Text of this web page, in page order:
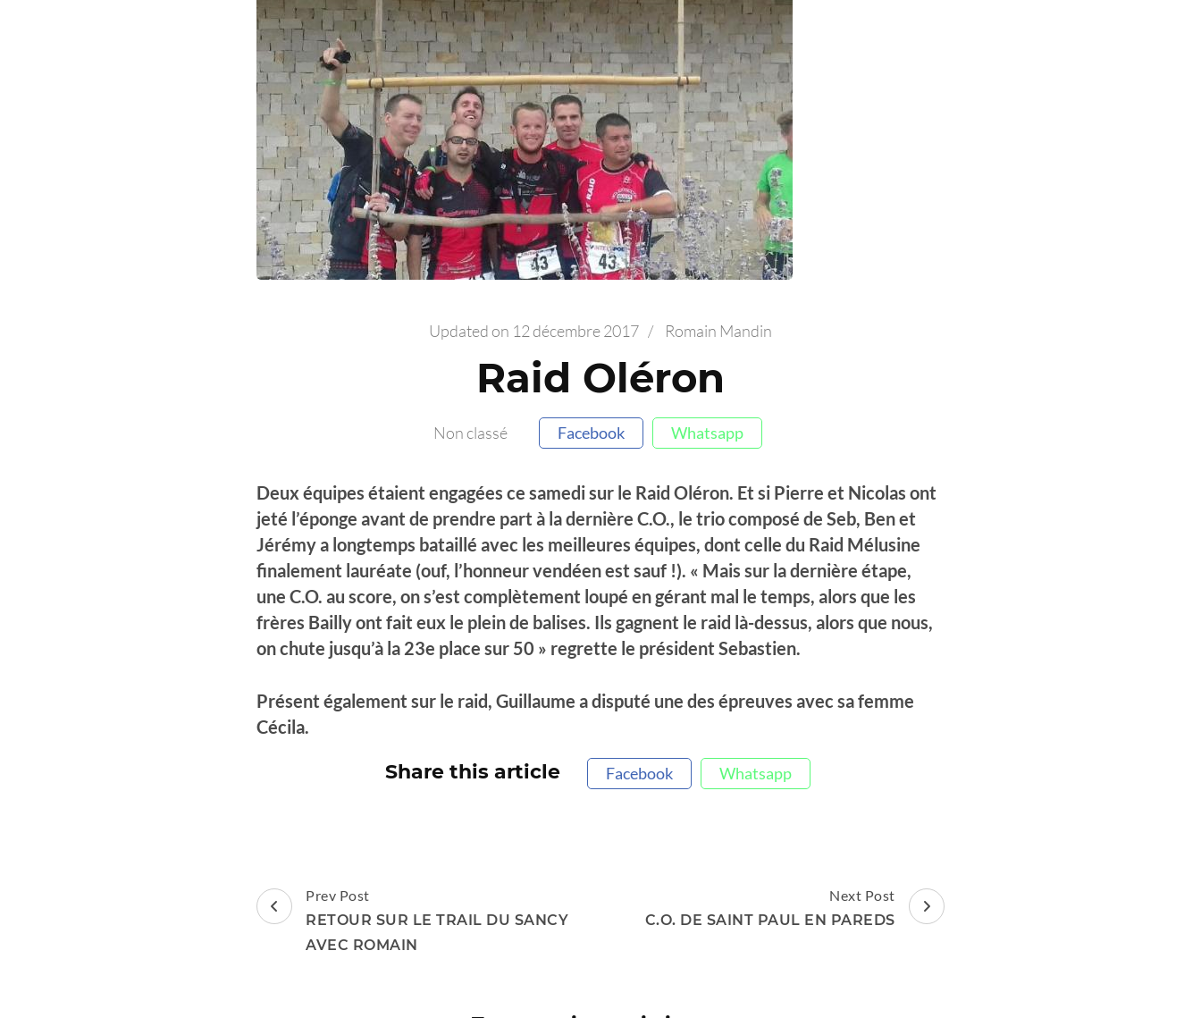
Updated on 12 décembre 2017 / Romain Mandin
Raid Oléron
Non classé Facebook Whatsapp
Deux équipes étaient engagées ce samedi sur le Raid Oléron. Et si Pierre et Nicolas ont
jeté l’éponge avant de prendre part à la dernière C.O., le trio composé de Seb, Ben et
Jérémy a longtemps bataillé avec les meilleures équipes, dont celle du Raid Mélusine
finalement lauréate (ouf, l’honneur vendéen est sauf !). « Mais sur la dernière étape,
une C.O. au score, on s’est complètement loupé en gérant mal le temps, alors que les
frères Bailly ont fait eux le plein de balises. Ils gagnent le raid là-dessus, alors que nous,
on chute jusqu’à la 23e place sur 50 » regrette le président Sebastien.
Présent également sur le raid, Guillaume a disputé une des épreuves avec sa femme
Cécila.
Share this article Facebook Whatsapp
Post
Navigation
Prev Post
RETOUR SUR LE TRAIL DU SANCY
AVEC ROMAIN
Next Post
C.O. DE SAINT PAUL EN PAREDS